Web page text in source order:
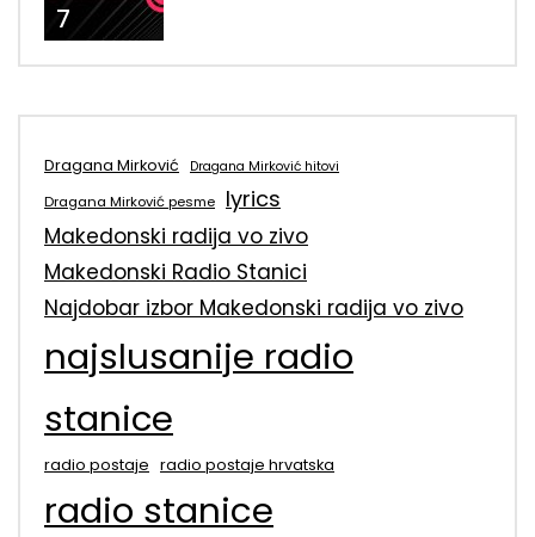
7
Dragana Mirković Dragana Mirković hitovi
Dragana Mirković pesme lyrics
Makedonski radija vo zivo
Makedonski Radio Stanici
Najdobar izbor Makedonski radija vo zivo
najslusanije radio
stanice
radio postaje radio postaje hrvatska
radio stanice